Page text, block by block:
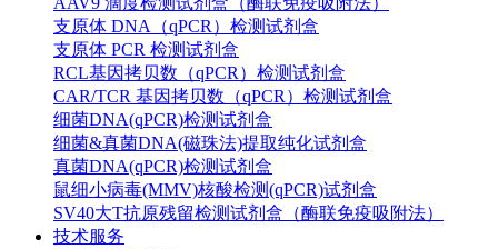
支原体 DNA（qPCR）检测试剂盒
支原体 PCR 检测试剂盒
RCL基因拷贝数（qPCR）检测试剂盒
CAR/TCR 基因拷贝数（qPCR）检测试剂盒
细菌DNA(qPCR)检测试剂盒
细菌&真菌DNA(磁珠法)提取纯化试剂盒
真菌DNA(qPCR)检测试剂盒
鼠细小病毒(MMV)核酸检测(qPCR)试剂盒
SV40大T抗原残留检测试剂盒（酶联免疫吸附法）
技术服务